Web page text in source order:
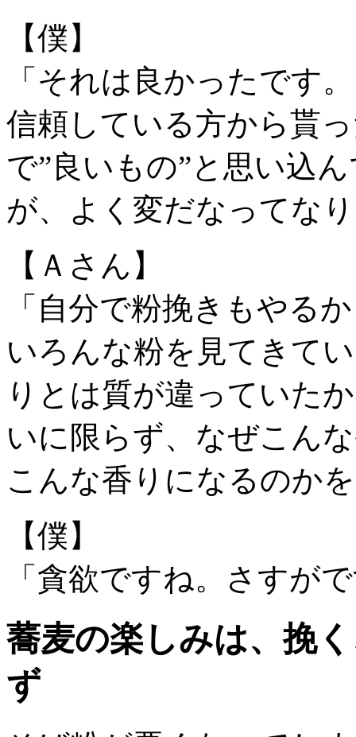
【僕】
「それは良かったです
信頼している方から貰
で”良いもの”と思い込
が、よく変だなってな
【Ａさん】
「自分で粉挽きもやる
いろんな粉を見てきて
りとは質が違っていた
いに限らず、なぜこん
こんな香りになるのか
【僕】
「貪欲ですね。さすが
蕎麦の楽しみは、挽
ず